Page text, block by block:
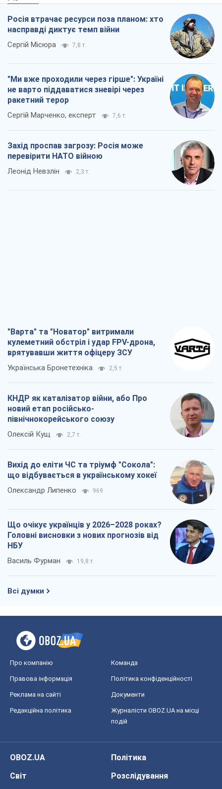
Росія втрачає ресурси поза планом: хто
насправді диктує темп війни
Сергій Місюра 7,8 т.
"Ми вже проходили через гірше": Україні
не варто піддаватися зневірі через
ракетний терор
Сергій Марченко, експерт 7,6 т.
Захід проспав загрозу: Росія може
перевірити НАТО війною
Леонід Невзлін 2,3 т.
"Варта" та "Новатор" витримали
кулеметний обстріл і удар FPV-дрона,
врятувавши життя офіцеру ЗСУ
Українська Бронетехніка 2,5 т.
КНДР як каталізатор війни, або Про
новий етап російсько-
північнокорейського союзу
Олексій Кущ 2,7 т.
Вихід до еліти ЧС та тріумф "Сокола":
що відбувається в українському хокеї
Олександр Липенко 969
Що очікує українців у 2026–2028 роках?
Головні висновки з нових прогнозів від
НБУ
Василь Фурман 19,8 т.
Всі думки
Про компанію Команда
Правова інформація Політика конфіденційності
Реклама на сайті Документи
Редакційна політика
Журналісти OBOZ.UA на місці
подій
OBOZ.UA
Політика
Світ
Розслідування